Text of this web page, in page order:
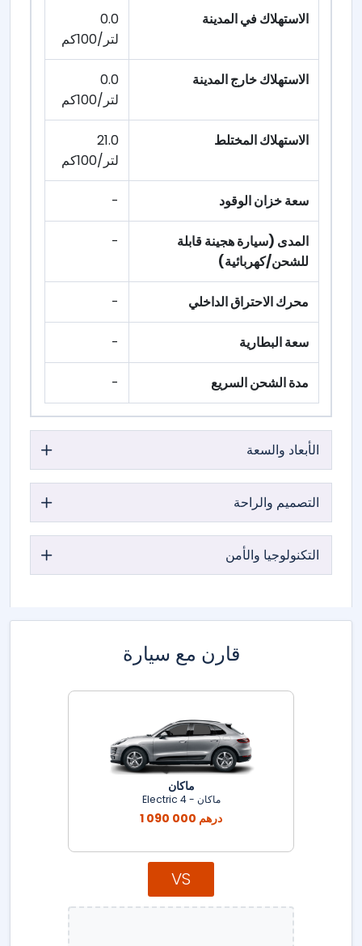
الاستهلاك في المدينة
0.0
لتر/100كم
الاستهلاك خارج المدينة
0.0
لتر/100كم
الاستهلاك المختلط
21.0
لتر/100كم
سعة خزان الوقود -
المدى (سيارة هجينة قابلة
للشحن/كهربائية)
-
محرك الاحتراق الداخلي -
سعة البطارية -
مدة الشحن السريع -
الأبعاد والسعة
التصميم والراحة
التكنولوجيا والأمن
قارن مع سيارة
ماكان
ماكان - 4 Electric
1 090 000 درهم
VS